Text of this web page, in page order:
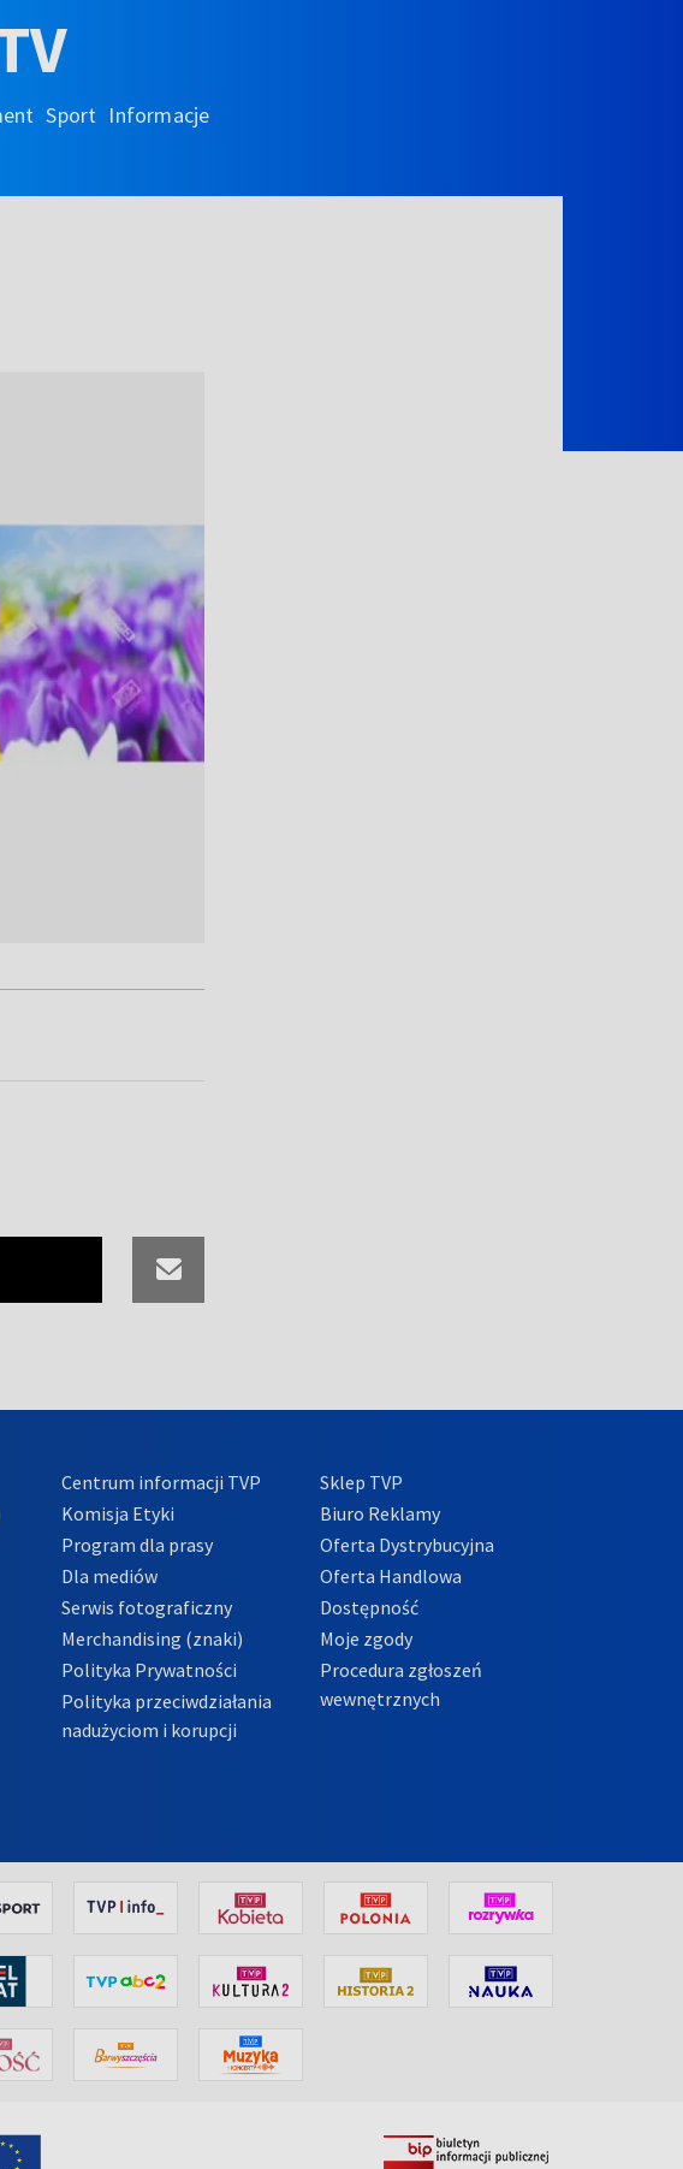
Sport Informacje
Centrum informacji TVP
Komisja Etyki
Program dla prasy
Dla mediów
Serwis fotograficzny
Merchandising (znaki)
Polityka Prywatności
Polityka przeciwdziałania
nadużyciom i korupcji
Sklep TVP
Biuro Reklamy
Oferta Dystrybucyjna
Oferta Handlowa
Dostępność
Moje zgody
Procedura zgłoszeń
wewnętrznych